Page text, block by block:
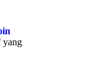
yang